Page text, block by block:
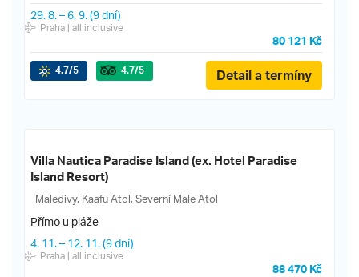
29. 8.–6. 9.(9 dní)
Praha| all inclusive
80 121 Kč
4.7/5 4.7/5 Detail a termíny
Villa Nautica Paradise Island (ex. Hotel Paradise
Island Resort)
Maledivy, Kaafu Atol, Severní Male Atol
Přímo u pláže
4. 11.– 12. 11.(9 dní)
Praha| all inclusive
88 470 Kč